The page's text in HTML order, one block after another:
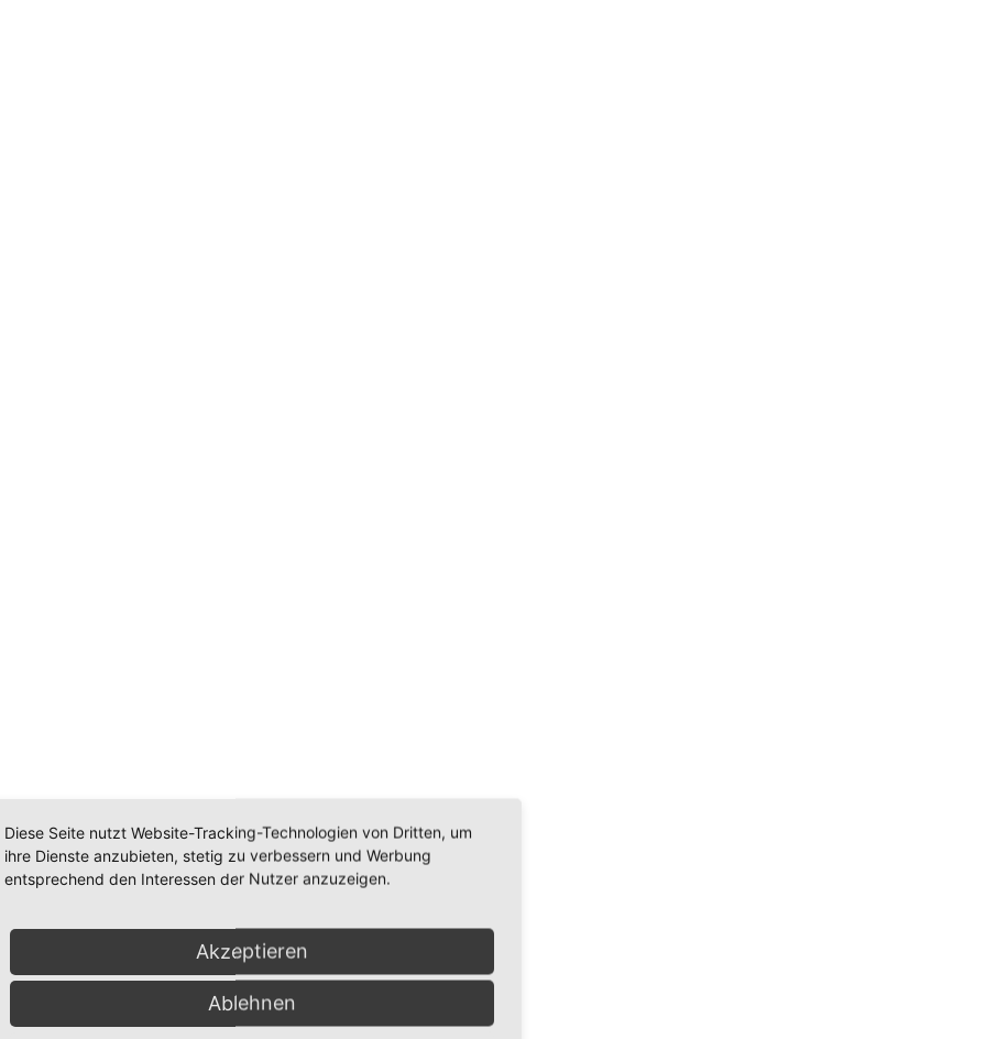
ca. 13mm
Diese Seite nutzt Website-Tracking-Technologien von Dritten, um
ihre Dienste anzubieten, stetig zu verbessern und Werbung
entsprechend den Interessen der Nutzer anzuzeigen.
Akzeptieren
Ablehnen